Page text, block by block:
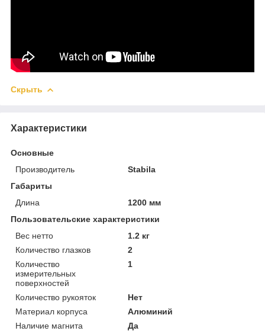
Скрыть
Характеристики
Основные
Производитель
Stabila
Габариты
Длина
1200 мм
Пользовательские характеристики
Вес нетто
1.2 кг
Количество глазков
2
Количество
измерительных
поверхностей
1
Количество рукояток
Нет
Материал корпуса
Алюминий
Наличие магнита
Да